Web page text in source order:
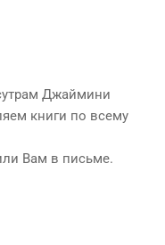
Джаймини
книги по всему
Вам в письме.